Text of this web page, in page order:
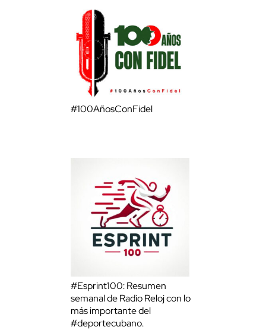
#100AñosConFidel
#Esprint100: Resumen
semanal de Radio Reloj con lo
más importante del
#deportecubano.